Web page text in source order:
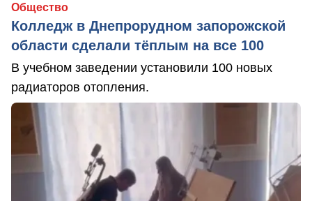
Общество
Колледж в Днепрорудном запорожской
области сделали тёплым на все 100
В учебном заведении установили 100 новых
радиаторов отопления.